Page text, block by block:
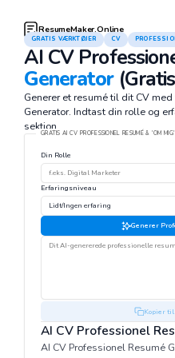
ResumeMaker.Online
GRATIS VÆRKTØJER CV
AI CV
Generator
Generer et resumé til dit CV
Generator. Indtast din rolle og
sektion.
GRATIS AI CV PROFESSIONEL RESUMÉ & 'OM
Din Rolle
Erfaringsniveau
Generer
Kopier
AI CV Professionel
AI CV Professionel Resumé